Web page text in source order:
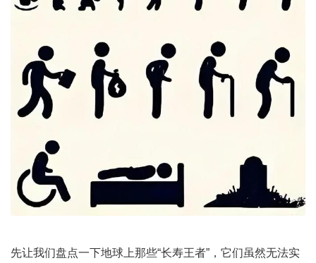
先让我们盘点一下地球上那些“长寿王者”，它们虽然无法实